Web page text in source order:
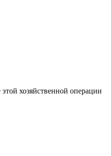
хозяйственной операции